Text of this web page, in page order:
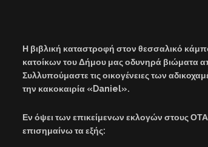
Η βιβλική καταστροφή στον θεσσαλικό
κατοίκων του Δήμου μας οδυνηρά βιώματα
Συλλυπούμαστε τις οικογένειες των
την κακοκαιρία «Daniel».
Εν όψει των επικείμενων εκλογών στους
επισημαίνω τα εξής: